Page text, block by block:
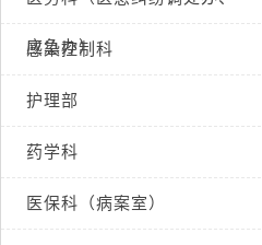
应急办）
感染控制科
护理部
药学科
医保科（病案室）